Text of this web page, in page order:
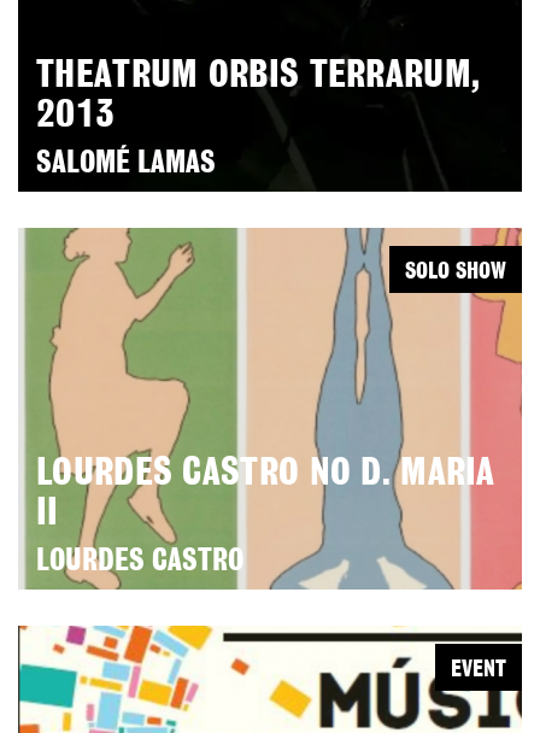
THEATRUM ORBIS TERRARUM,
2013
SALOMÉ LAMAS
LOURDES CASTRO NO D. MARIA
LOURDES CASTRO
SOLO SHOW
EVENT